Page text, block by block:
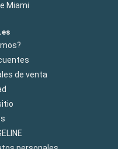
Miami
de venta